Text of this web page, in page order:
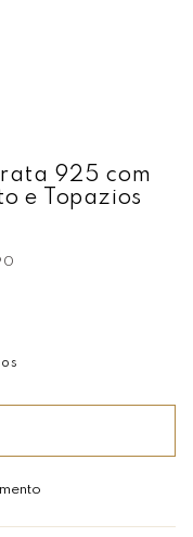
925 com
e Topazios